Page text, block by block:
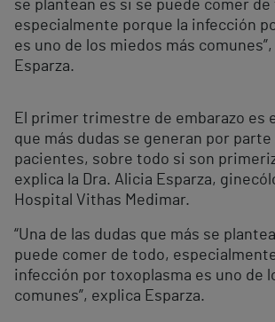
se plantean es si se puede comer de
especialmente porque la infección
es uno de los miedos más
Esparza.
El primer trimestre de embarazo es
que más dudas se generan por parte
pacientes, sobre todo si son
explica la Dra. Alicia Esparza,
Hospital Vithas Medimar.
“Una de las dudas que más se
puede comer de todo,
infección por toxoplasma es uno de
comunes”, explica Esparza.